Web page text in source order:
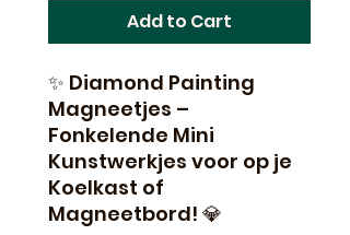
Add to Cart
✨ Diamond Painting
Magneetjes –
Fonkelende Mini
Kunstwerkjes voor op je
Koelkast of
Magneetbord! 💎